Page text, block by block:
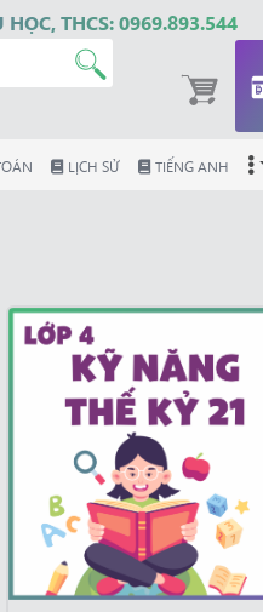
HỌC, THCS: 0969.893.544
LỊCH SỬ TIẾNG ANH